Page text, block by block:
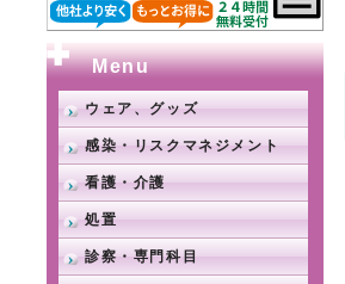
Menu
ウェア、グッズ
感染・リスクマネジメント
看護・介護
処置
診察・専門科目